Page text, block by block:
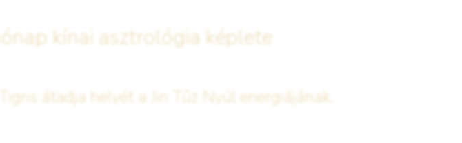
kínai asztrológia képlete
átadja helyét a Jin Tűz Nyúl energiájának.